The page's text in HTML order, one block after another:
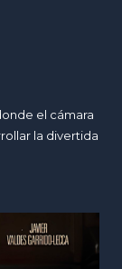
el cámara
la divertida